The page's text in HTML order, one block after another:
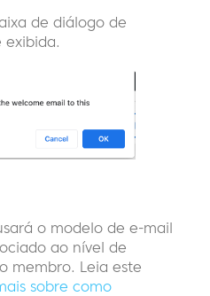
de diálogo de
exibida.
o modelo de e-mail
ao nível de
membro. Leia este
sobre como